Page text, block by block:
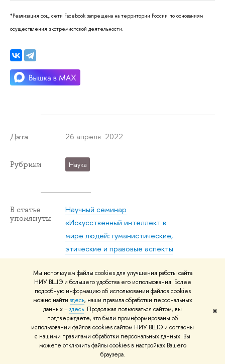
Мы используем файлы cookies для улучшения работы сайта
НИУ ВШЭ и большего удобства его использования. Более
подробную информацию об использовании файлов cookies
можно найти здесь, наши правила обработки персональных
данных –здесь. Продолжая пользоваться сайтом, вы
подтверждаете, что были проинформированы об
использовании файлов cookies сайтом НИУ ВШЭ и согласны
с нашими правилами обработки персональных данных. Вы
можете отключить файлы cookies в настройках Вашего
браузера.
✖
*Реализация соц. сети Facebook запрещена на территории России по основаниям
осуществления экстремистской деятельности.
Дата 26 апреля 2022
Рубрики Наука
В статье
упомянуты
Научный семинар
«Искусственный интеллект в
мире людей: гуманистические,
этические и правовые аспекты
развития цифровых технологий»
О ВЫШКЕ
Цифры и факты